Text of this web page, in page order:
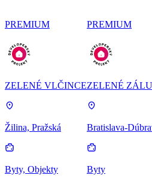
PREMIUM
ZELENÉ VLČINCE
Žilina, Pražská
Byty, Objekty
PREMIUM
ZELENÉ
Bratislava-
Byty